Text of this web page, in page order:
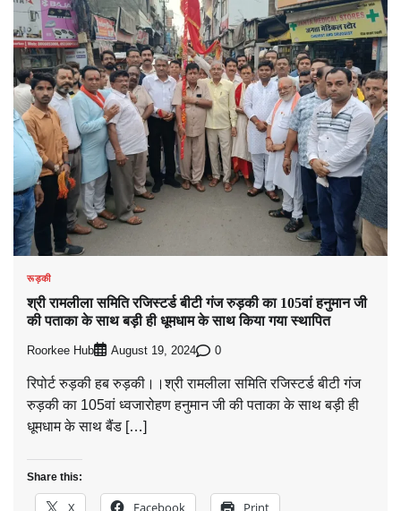
रूड़की
श्री रामलीला समिति रजिस्टर्ड बीटी गंज रुड़की का 105वां हनुमान जी
की पताका के साथ बड़ी ही धूमधाम के साथ किया गया स्थापित
Roorkee Hub August 19, 2024 0
रिपोर्ट रुड़की हब रुड़की।।श्री रामलीला समिति रजिस्टर्ड बीटी गंज
रुड़की का 105वां ध्वजारोहण हनुमान जी की पताका के साथ बड़ी ही
धूमधाम के साथ बैंड […]
Share this:
X Facebook Print